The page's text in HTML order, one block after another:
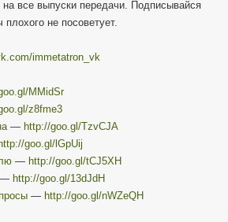
все выпуски передачи. Подписывайся
не посоветует.
immetatron_vk
MMidSr
z8fme3
— http://goo.gl/TzvCJA
goo.gl/lGpUij
— http://goo.gl/tCJ5XH
— http://goo.gl/13dJdH
— http://goo.gl/nWZeQH